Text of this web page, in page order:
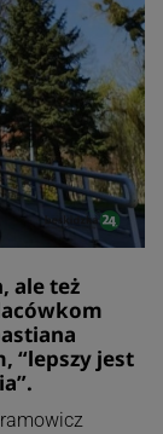
ale też
“lepszy jest